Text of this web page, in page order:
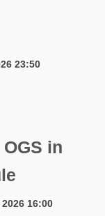
23:50
in
16:00